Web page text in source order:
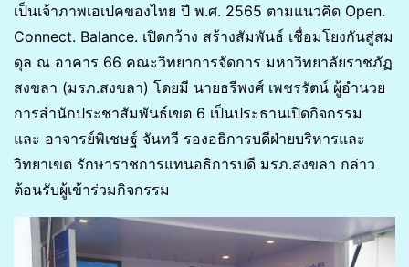
เป็นเจ้าภาพเอเปคของไทย ปี พ.ศ. 2565 ตามแนวคิด Open.
Connect. Balance. เปิดกว้าง สร้างสัมพันธ์ เชื่อมโยงกันสู่สม
ดุล ณ อาคาร 66 คณะวิทยาการจัดการ มหาวิทยาลัยราชภัฏ
สงขลา (มรภ.สงขลา) โดยมี นายธรีพงศ์ เพชรรัตน์ ผู้อํานวย
การสํานักประชาสัมพันธ์เขต 6 เป็นประธานเปิดกิจกรรม
และ อาจารย์พิเชษฐ์ จันทวี รองอธิการบดีฝ่ายบริหารและ
วิทยาเขต รักษาราชการแทนอธิการบดี มรภ.สงขลา กล่าว
ต้อนรับผู้เข้าร่วมกิจกรรม